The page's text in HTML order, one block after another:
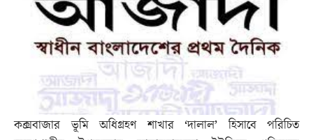
কক্সবাজার ভূমি অধিগ্রহণ শাখার ‘দালাল’ হিসাবে পরিচিত